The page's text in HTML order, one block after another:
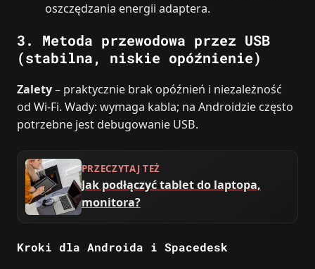
oszczędzania energii adaptera.
3. Metoda przewodowa przez USB
(stabilna, niskie opóźnienie)
Zalety– praktycznie brak opóźnień i niezależność
od Wi‑Fi. Wady: wymaga kabla; na Androidzie często
potrzebne jest debugowanie USB.
PRZECZYTAJ TEŻ
Jak podłączyć tablet do laptopa,
monitora?
Kroki dla Androida i Spacedesk